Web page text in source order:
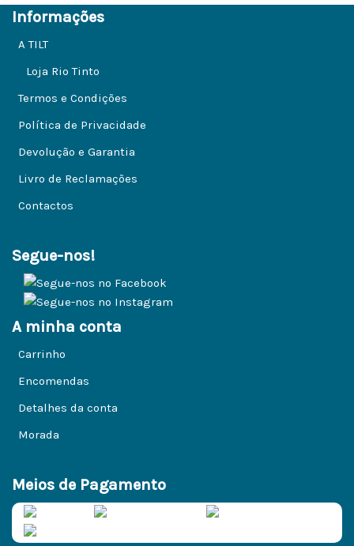
Informações
A TILT
Loja Rio Tinto
Termos e Condições
Política de Privacidade
Devolução e Garantia
Livro de Reclamações
Contactos
Segue-nos!
A minha conta
Carrinho
Encomendas
Detalhes da conta
Morada
Meios de Pagamento